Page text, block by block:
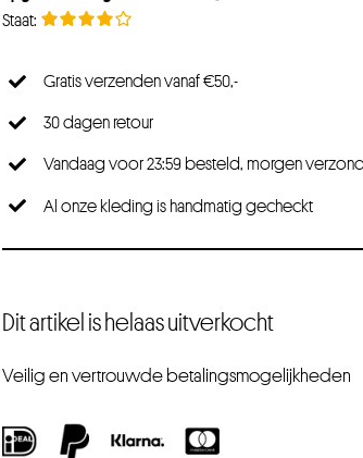
Gratis verzenden vanaf €50,-
30 dagen retour
Vandaag voor 23:59 besteld, morgen
Al onze kleding is handmatig gecheckt
Dit artikel is helaas uitverkocht
Veilig en vertrouwde betalingsmogelijkheden